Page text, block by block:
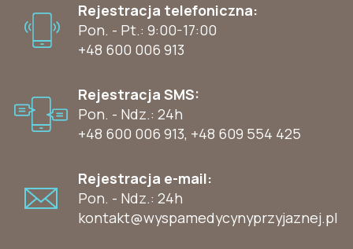
Rejestracja telefoniczna:
Pon. - Pt.: 9:00-17:00
+48 600 006 913
Rejestracja SMS:
Pon. - Ndz.: 24h
+48 600 006 913, +48 609 554 425
Rejestracja e-mail:
Pon. - Ndz.: 24h
kontakt@wyspamedycynyprzyjaznej.pl